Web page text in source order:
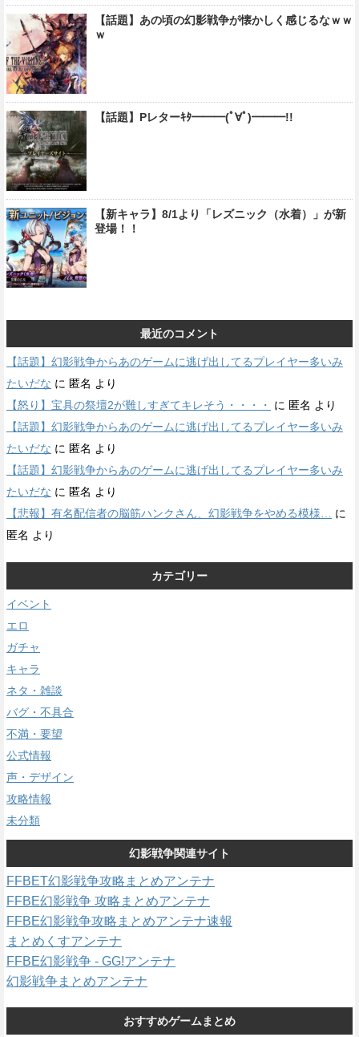
【話題】あの頃の幻影戦争が懐かしく感じるなｗｗ
ｗ
【話題】Pレターｷﾀ━━━(ﾟ∀ﾟ)━━━!!
【新キャラ】8/1より「レズニック（水着）」が新
登場！！
最近のコメント
【話題】幻影戦争からあのゲームに逃げ出してるプレイヤー多いみ
たいだな に 匿名 より
【怒り】宝具の祭壇2が難しすぎてキレそう・・・・
に 匿名 より
【話題】幻影戦争からあのゲームに逃げ出してるプレイヤー多いみ
たいだな に 匿名 より
【話題】幻影戦争からあのゲームに逃げ出してるプレイヤー多いみ
たいだな に 匿名 より
【悲報】有名配信者の脳筋ハンクさん、幻影戦争をやめる模様… に
匿名 より
カテゴリー
イベント
エロ
ガチャ
キャラ
ネタ・雑談
バグ・不具合
不満・要望
公式情報
声・デザイン
攻略情報
未分類
幻影戦争関連サイト
FFBET幻影戦争攻略まとめアンテナ
FFBE幻影戦争 攻略まとめアンテナ
FFBE幻影戦争攻略まとめアンテナ速報
まとめくすアンテナ
FFBE幻影戦争 - GG!アンテナ
幻影戦争まとめアンテナ
おすすめゲームまとめ